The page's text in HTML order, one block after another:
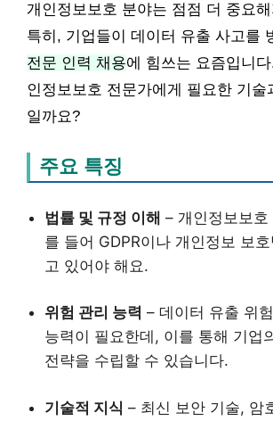
개인정보보호 분야는 점점 더 중요
특히, 기업들이 데이터 유출 사고를
전문 인력 채용에 힘쓰는 요즘입니
인정보보호 전문가에게 필요한 기술
일까요?
주요 특징
법률 및 규정 이해 – 개인정보보
를 들어 GDPR이나 개인정보 보
고 있어야 해요.
위험 관리 능력 – 데이터 유출 위
능력이 필요한데, 이를 통해 기업
전략을 수립할 수 있습니다.
기술적 지식 – 최신 보안 기술, 암